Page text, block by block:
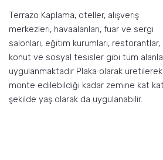
Terrazo Kaplama, oteller, alışveriş
merkezleri, havaalanları, fuar ve sergi
salonları, eğitim kurumları, restorantlar,
konut ve sosyal tesisler gibi tüm
uygulanmaktadır Plaka olarak üretilerek
monte edilebildiği kadar zemine kat
şekilde yaş olarak da uygulanabilir.